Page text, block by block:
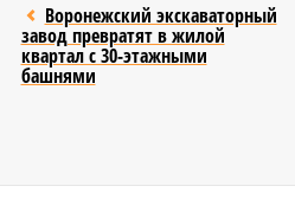
Воронежский экскаваторный
завод превратят в жилой
квартал с 30-этажными
башнями